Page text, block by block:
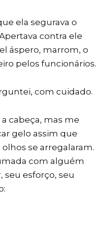
ela segurava o
contra ele
áspero, marrom, o
pelos funcionários.
com cuidado.
cabeça, mas me
gelo assim que
se arregalaram.
com alguém
seu esforço, seu